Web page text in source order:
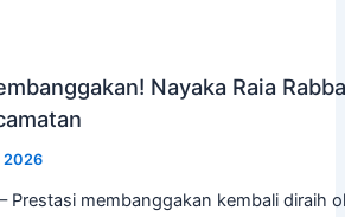
Nayaka Raia
2026
Prestasi membanggakan kembali